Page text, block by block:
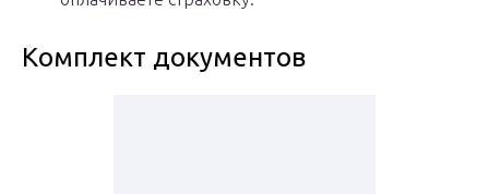
Комплект документов